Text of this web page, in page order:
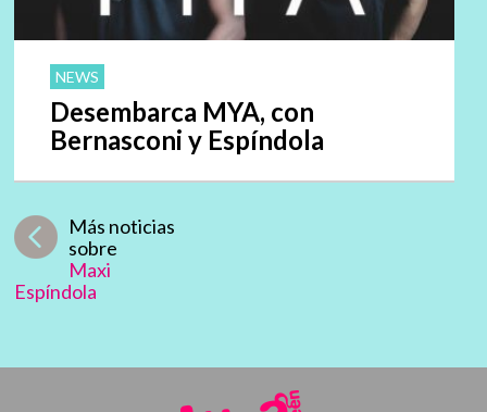
NEWS
Desembarca MYA, con
Bernasconi y Espíndola
Más noticias
sobre
Maxi
Espíndola